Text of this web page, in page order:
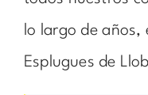
lo largo de años,
Esplugues de